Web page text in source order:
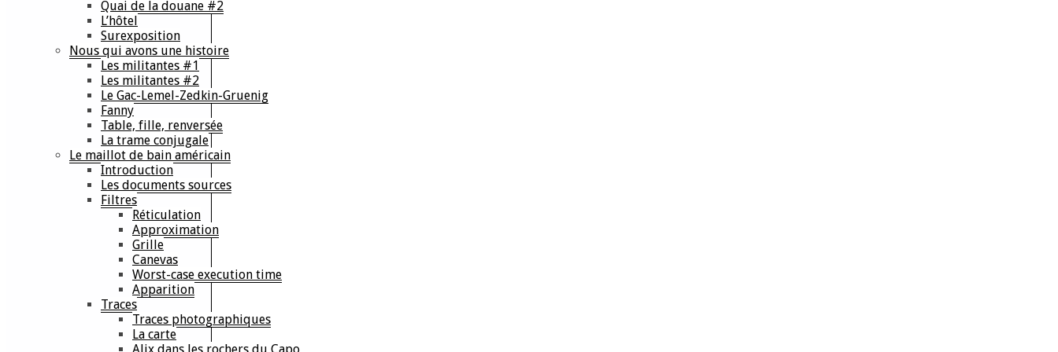
Quai de la douane #2
L’hôtel
Surexposition
Nous qui avons une histoire
Les militantes #1
Les militantes #2
Le Gac-Lemel-Zedkin-Gruenig
Fanny
Table, fille, renversée
La trame conjugale
Le maillot de bain américain
Introduction
Les documents sources
Filtres
Réticulation
Approximation
Grille
Canevas
Worst-case execution time
Apparition
Traces
Traces photographiques
La carte